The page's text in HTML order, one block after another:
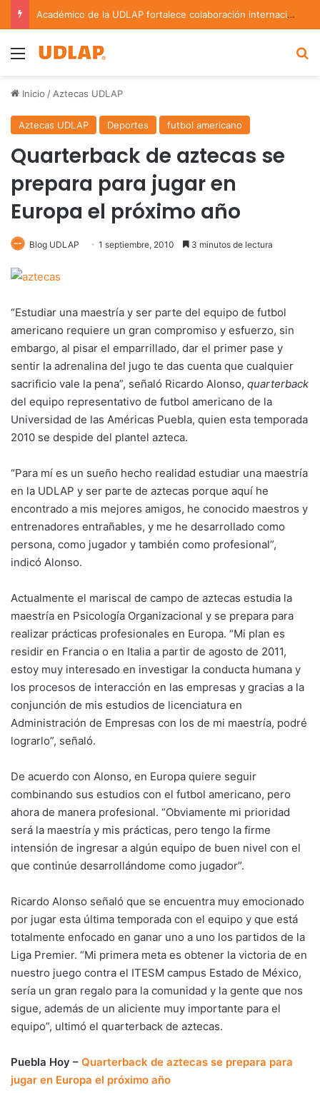
Académico de la UDLAP fortalece colaboración internacional con estancia de investigación en Argentina
Menu
Inicio / Aztecas UDLAP
Aztecas UDLAP Deportes futbol americano
Quarterback de aztecas se
prepara para jugar en
Europa el próximo año
Blog UDLAP 1 septiembre, 2010 3 minutos de lectura
“Estudiar una maestría y ser parte del equipo de futbol
americano requiere un gran compromiso y esfuerzo, sin
embargo, al pisar el emparrillado, dar el primer pase y
sentir la adrenalina del jugo te das cuenta que cualquier
sacrificio vale la pena”, señaló Ricardo Alonso, quarterback
del equipo representativo de futbol americano de la
Universidad de las Américas Puebla, quien esta temporada
2010 se despide del plantel azteca.
“Para mí es un sueño hecho realidad estudiar una maestría
en la UDLAP y ser parte de aztecas porque aquí he
encontrado a mis mejores amigos, he conocido maestros y
entrenadores entrañables, y me he desarrollado como
persona, como jugador y también como profesional”,
indicó Alonso.
Actualmente el mariscal de campo de aztecas estudia la
maestría en Psicología Organizacional y se prepara para
realizar prácticas profesionales en Europa. “Mi plan es
residir en Francia o en Italia a partir de agosto de 2011,
estoy muy interesado en investigar la conducta humana y
los procesos de interacción en las empresas y gracias a la
conjunción de mis estudios de licenciatura en
Administración de Empresas con los de mi maestría, podré
lograrlo”, señaló.
De acuerdo con Alonso, en Europa quiere seguir
combinando sus estudios con el futbol americano, pero
ahora de manera profesional. “Obviamente mi prioridad
será la maestría y mis prácticas, pero tengo la firme
intensión de ingresar a algún equipo de buen nivel con el
que continúe desarrollándome como jugador”.
Ricardo Alonso señaló que se encuentra muy emocionado
por jugar esta última temporada con el equipo y que está
totalmente enfocado en ganar uno a uno los partidos de la
Liga Premier. “Mi primera meta es obtener la victoria de en
nuestro juego contra el ITESM campus Estado de México,
sería un gran regalo para la comunidad y la gente que nos
sigue, además de un aliciente muy importante para el
equipo”, ultimó el quarterback de aztecas.
Puebla Hoy – Quarterback de aztecas se prepara para
jugar en Europa el próximo año